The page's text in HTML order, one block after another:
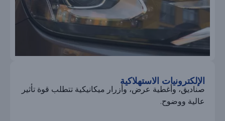
الإلكترونيات الاستهلاكية
صناديق، وأغطية عرض، وأزرار ميكانيكية تتطلب قوة تأثير
عالية ووضوح.